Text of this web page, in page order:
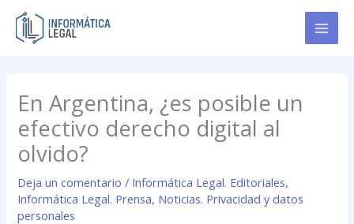
contenido
En Argentina, ¿es posible un
efectivo derecho digital al
olvido?
Deja un comentario / Informática Legal. Editoriales,
Informática Legal. Prensa, Noticias. Privacidad y datos
personales